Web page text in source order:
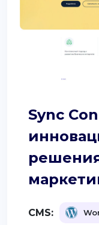
Sync
CMS: